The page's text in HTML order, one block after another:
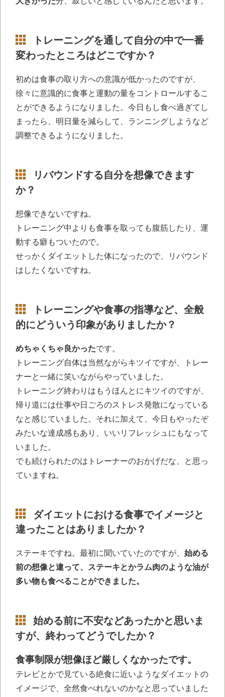
トレーニングを通して自分の中で一番
変わったところはどこですか？
初めは食事の取り方への意識が低かったのですが、
徐々に意識的に食事と運動の量をコントロールするこ
とができるようになりました。 今日もし食べ過ぎてし
まったら、明日量を減らして、ランニングしようなど
調整できるようになりました。
リバウンドする自分を想像できます
か？
想像できないですね。
トレーニング中よりも食事を取っても腹筋したり、運
動する癖もついたので。
せっかくダイエットした体になったので、リバウンド
はしたくないですね。
トレーニングや食事の指導など、全般
的にどういう印象がありましたか？
めちゃくちゃ良かったです。
トレーニング自体は当然ながらキツイですが、トレー
ナーと一緒に笑いながらやっていました。
トレーニング終わりはもうほんとにキツイのですが、
帰り道には仕事や日ごろのストレス発散になっている
なと感じていました。それに加えて、今日もやったぞ
みたいな達成感もあり、いいリフレッシュにもなって
いました。
でも続けられたのはトレーナーのおかげだな、と思っ
ていますね。
ダイエットにおける食事でイメージと
違ったことはありましたか？
ステーキですね。最初に聞いていたのですが、 始める
前の想像と違って、ステーキとかラム肉のような油が
多い物も食べることができました。
始める前に不安などあったかと思いま
すが、終わってどうでしたか？
食事制限が想像ほど厳しくなかったです。
テレビとかで見ている絶食に近いようなダイエットの
イメージで、全然食べれないのかなと思っていました